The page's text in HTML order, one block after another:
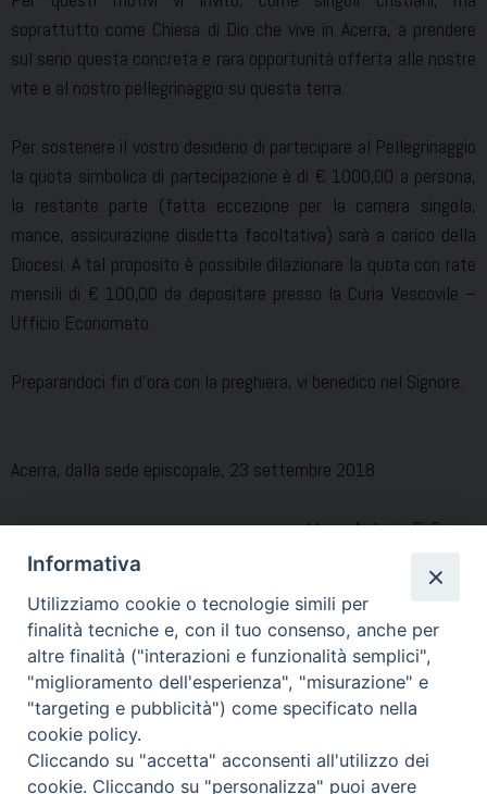
soprattutto come Chiesa di Dio che vive in Acerra, a prendere
sul serio questa concreta e rara opportunità offerta alle nostre
vite e al nostro pellegrinaggio su questa terra.
Per sostenere il vostro desiderio di partecipare al Pellegrinaggio
la quota simbolica di partecipazione è di € 1000,00 a persona,
la restante parte (fatta eccezione per la camera singola,
mance, assicurazione disdetta facoltativa) sarà a carico della
Diocesi. A tal proposito è possibile dilazionare la quota con rate
mensili di € 100,00 da depositare presso la Curia Vescovile –
Ufficio Economato.
Preparandoci fin d’ora con la preghiera, vi benedico nel Signore.
Acerra, dalla sede episcopale, 23 settembre 2018
Mons. Antonio Di Donna
Condividi…
SchedaIscrizione
184_TerraSanta
Informativa
Utilizziamo cookie o tecnologie simili per
finalità tecniche e, con il tuo consenso, anche per
altre finalità ("interazioni e funzionalità semplici",
"miglioramento dell'esperienza", "misurazione" e
"targeting e pubblicità") come specificato nella
cookie policy.
Cliccando su "accetta" acconsenti all'utilizzo dei
cookie. Cliccando su "personalizza" puoi avere